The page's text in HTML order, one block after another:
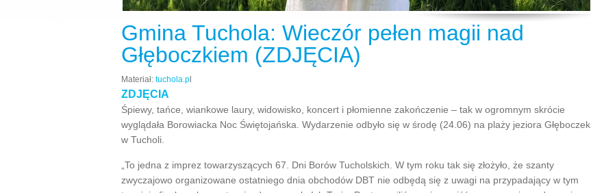
Gmina Tuchola: Wieczór pełen magii nad
Głęboczkiem (ZDJĘCIA)
Materiał: tuchola.p
ZDJĘCIA
Śpiewy, tańce, wiankowe laury, widowisko, koncert i płomienne zakończenie – tak w ogromnym skrócie
wyglądała Borowiacka Noc Świętojańska. Wydarzenie odbyło się w środę (24.06) na plaży jeziora Głęboczek
w Tucholi.
„To jedna z imprez towarzyszących 67. Dni Borów Tucholskich. W tym roku tak się złożyło, że szanty
zwyczajowo organizowane ostatniego dnia obchodów DBT nie odbędą się z uwagi na przypadający w tym